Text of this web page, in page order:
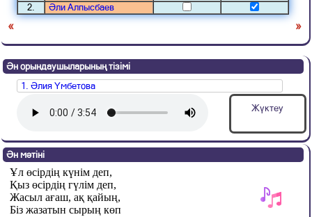
2.
Әли Алпысбаев
« »
Ән орындаушыларының тізімі
1. Әлия Үмбетова
Жүктеу
Ән мәтіні
Ұл өсірдің күнім деп,
Қыз өсірдің гүлім деп,
Жасыл ағаш, ақ қайың,
Біз жазатын сырың көп